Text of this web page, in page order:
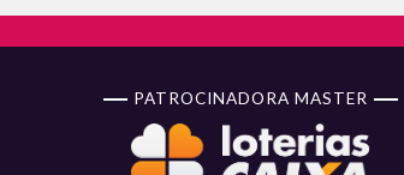
PATROCINADORA MASTER